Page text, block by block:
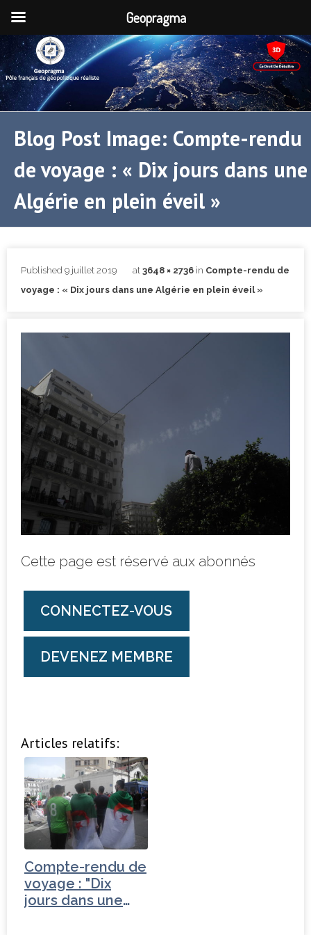
Blog Post Image: Compte-rendu
de voyage : « Dix jours dans une
Algérie en plein éveil »
Published 9 juillet 2019 at 3648 × 2736 in Compte-rendu de
voyage : « Dix jours dans une Algérie en plein éveil »
Cette page est réservé aux abonnés
CONNECTEZ-VOUS
DEVENEZ MEMBRE
Articles relatifs:
Compte-rendu de
voyage : "Dix
jours dans une
Geopragma